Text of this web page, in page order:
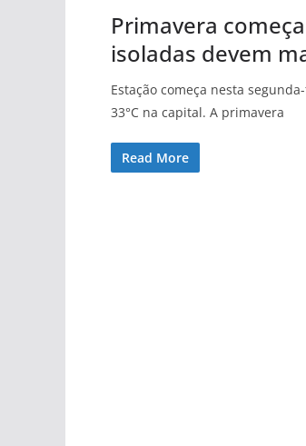
Primavera
isoladas devem
Estação começa nesta
33°C na capital. A primavera
Read More